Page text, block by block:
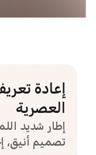
إعادة
العصرية
إطار شديد
تصميم أنيق،